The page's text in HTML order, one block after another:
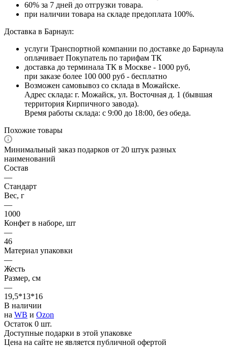
60% за 7 дней до отгрузки товара.
при наличии товара на складе предоплата 100%.
Доставка в Барнаул:
услуги Транспортной компании по доставке до Барнаула
оплачивает Покупатель по тарифам ТК
доставка до терминала ТК в Москве - 1000 руб,
при заказе более 100 000 руб - бесплатно
Возможен самовывоз со склада в Можайске.
Адрес склада: г. Можайск, ул. Восточная д. 1 (бывшая
территория Кирпичного завода).
Время работы склада: с 9:00 до 18:00, без обеда.
Похожие товары
Минимальный заказ подарков от 20 штук разных
наименований
Состав
—
Стандарт
Вес, г
—
1000
Конфет в наборе, шт
—
46
Материал упаковки
—
Жесть
Размер, см
—
19,5*13*16
В наличии
на WB и Ozon
Остаток 0 шт.
Доступные подарки в этой упаковке
Цена на сайте не является публичной офертой